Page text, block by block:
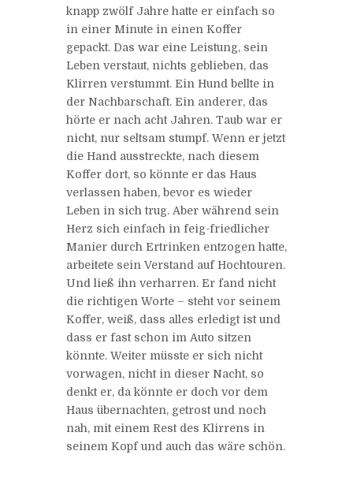
knapp zwölf Jahre hatte er einfach so
in einer Minute in einen Koffer
gepackt. Das war eine Leistung, sein
Leben verstaut, nichts geblieben, das
Klirren verstummt. Ein Hund bellte in
der Nachbarschaft. Ein anderer, das
hörte er nach acht Jahren. Taub war er
nicht, nur seltsam stumpf. Wenn er jetzt
die Hand ausstreckte, nach diesem
Koffer dort, so könnte er das Haus
verlassen haben, bevor es wieder
Leben in sich trug. Aber während sein
Herz sich einfach in feig-friedlicher
Manier durch Ertrinken entzogen hatte,
arbeitete sein Verstand auf Hochtouren.
Und ließ ihn verharren. Er fand nicht
die richtigen Worte – steht vor seinem
Koffer, weiß, dass alles erledigt ist und
dass er fast schon im Auto sitzen
könnte. Weiter müsste er sich nicht
vorwagen, nicht in dieser Nacht, so
denkt er, da könnte er doch vor dem
Haus übernachten, getrost und noch
nah, mit einem Rest des Klirrens in
seinem Kopf und auch das wäre schön.